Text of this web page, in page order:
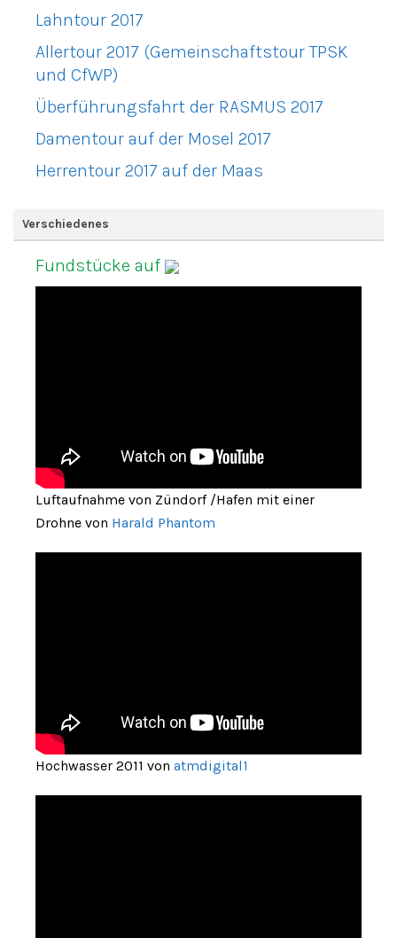
Lahntour 2017
Allertour 2017 (Gemeinschaftstour TPSK
und CfWP)
Überführungsfahrt der RASMUS 2017
Damentour auf der Mosel 2017
Herrentour 2017 auf der Maas
Verschiedenes
Fundstücke auf
Luftaufnahme von Zündorf /Hafen mit einer
Drohne von Harald Phantom
Hochwasser 2011 von atmdigital1